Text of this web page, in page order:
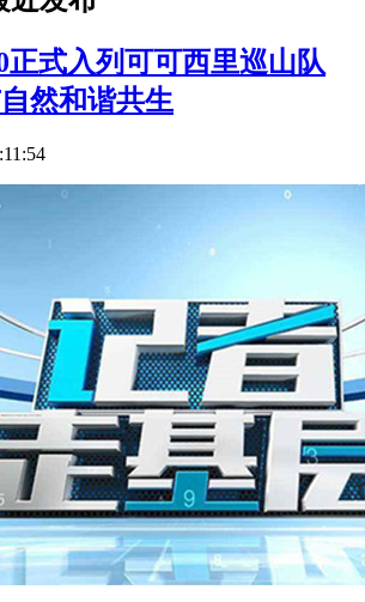
正式入列可可西里巡山队
然和谐共生